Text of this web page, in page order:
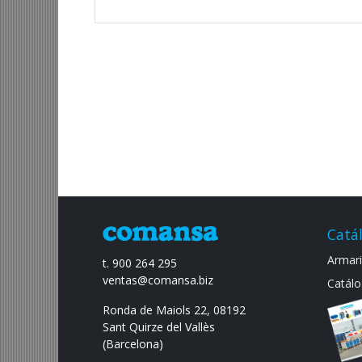
t. 900 264 295
ventas@comansa.biz
Ronda de Maiols 22, 08192
Sant Quirze del Vallès
(Barcelona)